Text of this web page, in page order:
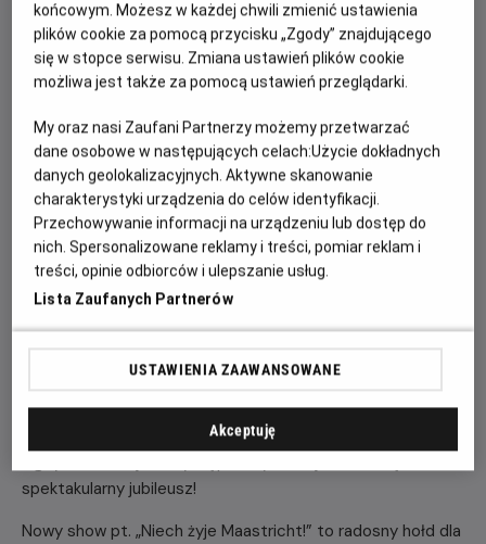
Zasiądź z bliskimi w kinie, bo czeka na Was 20. już
retransmisja letniego koncertu André Rieu z Maastricht!
Tak, tak... W lipcu 2026 roku Maestro i jego ukochana
Vrijthof, słynnym placu tego urokliwego średniowiecznego
miasteczka. Król Walca i jego goście zagrają po raz 20. dla
ściągających tu co roku z całego świata kilkudziesięciu
tysięcy miłośników dobrej muzyki. Na szczęście ten
wspaniały letni wieczór będzie retransmitowany już jesienią
do kin całego świata.
Czeka Was więc seans pełen uroczych walców i marszy
Johannów Straussów ojca i syna, ale też songi ze słynnych
Oprócz Platynowych Tenorów i sopranistek o
międzynarodowej renomie pojawią się też gwiazdy, które
spektakularny jubileusz!
Nowy show pt. „Niech żyje Maastricht!” to radosny hołd dla
końcowym. Możesz w każdej chwili zmienić ustawienia
plików cookie za pomocą przycisku „Zgody” znajdującego
się w stopce serwisu. Zmiana ustawień plików cookie
możliwa jest także za pomocą ustawień przeglądarki.
My oraz nasi Zaufani Partnerzy możemy przetwarzać
dane osobowe w następujących celach:Użycie dokładnych
danych geolokalizacyjnych. Aktywne skanowanie
charakterystyki urządzenia do celów identyfikacji.
Przechowywanie informacji na urządzeniu lub dostęp do
nich. Spersonalizowane reklamy i treści, pomiar reklam i
treści, opinie odbiorców i ulepszanie usług.
Lista Zaufanych Partnerów
USTAWIENIA ZAAWANSOWANE
Akceptuję